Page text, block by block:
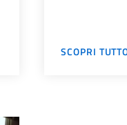
SCOPRI